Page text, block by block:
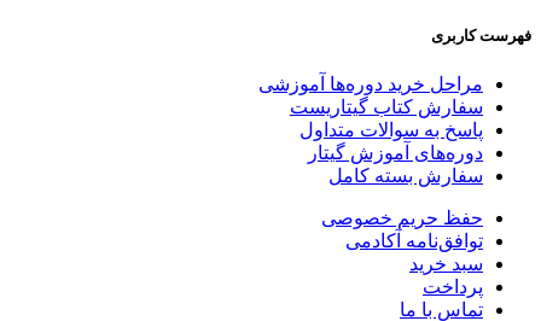
فهرست کاربری
مراحل خرید دوره‌ها آموزشی
سفارش کتاب گیتاریست
پاسخ به سوالات متداول
دوره‌های آموزش گیتار
سفارش بسته کامل
حفظ حریم خصوصی
توافق‌نامه آکادمی
سبد خرید
پرداخت
تماس با ما